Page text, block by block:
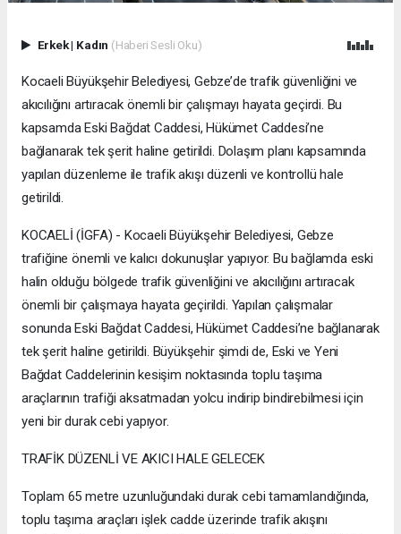
Erkek| Kadın (Haberi Sesli Oku)
Kocaeli Büyükşehir Belediyesi, Gebze’de trafik güvenliğini ve
akıcılığını artıracak önemli bir çalışmayı hayata geçirdi. Bu
kapsamda Eski Bağdat Caddesi, Hükümet Caddesi’ne
bağlanarak tek şerit haline getirildi. Dolaşım planı kapsamında
yapılan düzenleme ile trafik akışı düzenli ve kontrollü hale
getirildi.
KOCAELİ (İGFA) - Kocaeli Büyükşehir Belediyesi, Gebze
trafiğine önemli ve kalıcı dokunuşlar yapıyor. Bu bağlamda eski
halin olduğu bölgede trafik güvenliğini ve akıcılığını artıracak
önemli bir çalışmaya hayata geçirildi. Yapılan çalışmalar
sonunda Eski Bağdat Caddesi, Hükümet Caddesi’ne bağlanarak
tek şerit haline getirildi. Büyükşehir şimdi de, Eski ve Yeni
Bağdat Caddelerinin kesişim noktasında toplu taşıma
araçlarının trafiği aksatmadan yolcu indirip bindirebilmesi için
yeni bir durak cebi yapıyor.
TRAFİK DÜZENLİ VE AKICI HALE GELECEK
Toplam 65 metre uzunluğundaki durak cebi tamamlandığında,
toplu taşıma araçları işlek cadde üzerinde trafik akışını